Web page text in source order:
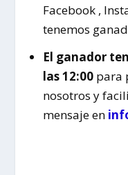
Facebook ,
tenemos
El ganador
las 12:00 para
nosotros y
mensaje en